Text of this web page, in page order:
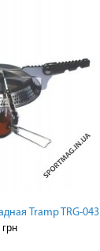
Tramp TRG-043